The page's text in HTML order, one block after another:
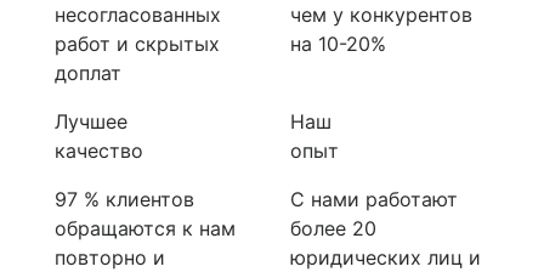
несогласованных
работ и скрытых
доплат
чем у конкурентов
на 10-20%
Лучшее
качество
97 % клиентов
обращаются к нам
повторно и
Наш
опыт
С нами работают
более 20
юридических лиц и